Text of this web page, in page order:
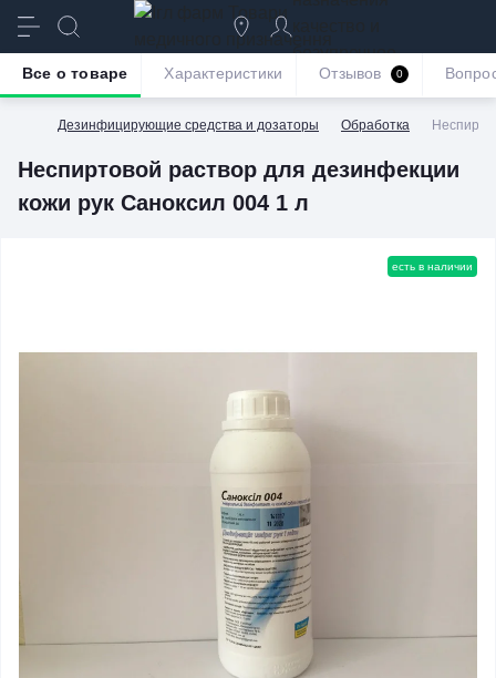
безупречное
обслуживание
Дезинфицирующие средства и дозаторы Обработка
Неспиртовой раствор для дезинфекции
кожи рук Саноксил 004 1 л
Все о товаре Характеристики Отзывов 0
есть в наличии